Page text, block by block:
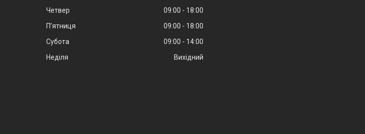
Четвер
09:00
18:00
Пʼятниця
09:00
18:00
Субота
09:00
14:00
Неділя
Вихідний